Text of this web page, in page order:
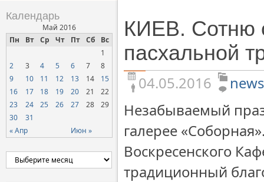
Межконфессиональные
отношения
Нарушения прав
верующих
Официальная хроника
СОЦИАЛЬНОЕ
Церковь и власть
Церковь и общество
Церковь и СМИ
История
Хроники
Календарь
Май 2016
Пн
Вт Ср Чт Пт Сб Вс
« Апр Июн »
1
2
3 4 5 6 7
8
9
10 11 12 13 14
15
16
17 18 19 20 21
22
23
24 25 26 27 28
29
30
31
КИЕВ. Сотню
пасхальной
04.05.2016
news
Незабываемый
галерее
Воскресенского
традиционный